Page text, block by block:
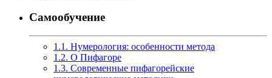
Самообучение
1.1. Нумерология: особенности метода
1.2. О Пифагоре
1.3. Современные пифагорейские